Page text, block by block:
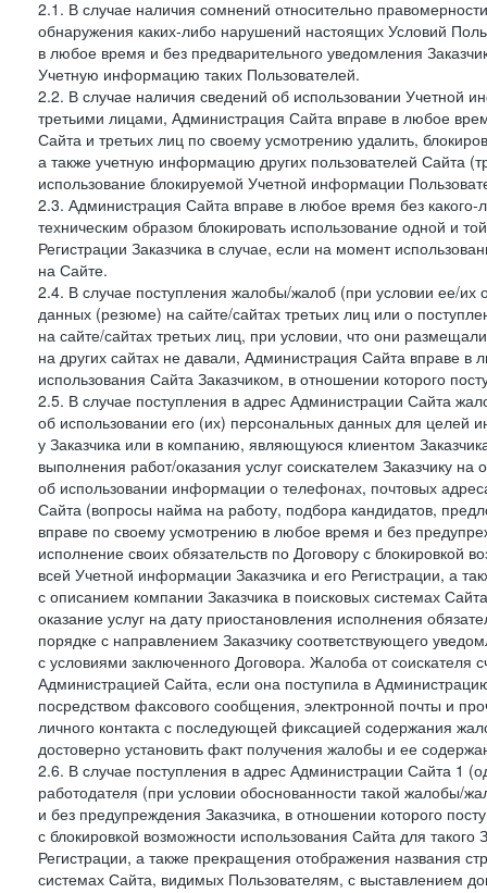
2.1. В случае наличия сомнений относительно
обнаружения каких-либо нарушений настоящих Условий
в любое время и без предварительного уведомления
Учетную информацию таких Пользователей.
2.2. В случае наличия сведений об использовании Учетной
третьими лицами, Администрация Сайта вправе в любое
Сайта и третьих лиц по своему усмотрению удалить,
а также учетную информацию других пользователей Сайта
использование блокируемой Учетной информации
2.3. Администрация Сайта вправе в любое время без
техническим образом блокировать использование одной и
Регистрации Заказчика в случае, если на момент
на Сайте.
2.4. В случае поступления жалобы/жалоб (при условии ее/их
данных (резюме) на сайте/сайтах третьих лиц или о
на сайте/сайтах третьих лиц, при условии, что они
на других сайтах не давали, Администрация Сайта вправе в
использования Сайта Заказчиком, в отношении которого
2.5. В случае поступления в адрес Администрации Сайта
об использовании его (их) персональных данных для целей
у Заказчика или в компанию, являющуюся клиентом
выполнения работ/оказания услуг соискателем Заказчику
об использовании информации о телефонах, почтовых
Сайта (вопросы найма на работу, подбора кандидатов,
вправе по своему усмотрению в любое время и без
исполнение своих обязательств по Договору с блокировкой
всей Учетной информации Заказчика и его Регистрации, а
с описанием компании Заказчика в поисковых системах
оказание услуг на дату приостановления исполнения
порядке с направлением Заказчику соответствующего
с условиями заключенного Договора. Жалоба от
Администрацией Сайта, если она поступила в
посредством факсового сообщения, электронной почты и
личного контакта с последующей фиксацией содержания
достоверно установить факт получения жалобы и ее
2.6. В случае поступления в адрес Администрации Сайта 1
работодателя (при условии обоснованности такой
и без предупреждения Заказчика, в отношении которого
с блокировкой возможности использования Сайта для
Регистрации, а также прекращения отображения названия
системах Сайта, видимых Пользователям, с выставлением